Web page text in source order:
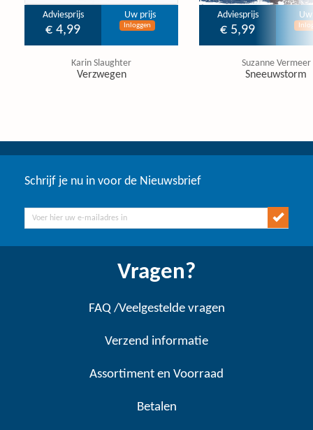
Adviesprijs
€ 4,99
Uw prijs
Inloggen
Karin Slaughter
Verzwegen
Adviesprijs
€ 5,99
Suzanne Vermeer
Sneeuwstorm
Schrijf je nu in voor de Nieuwsbrief
Vragen?
FAQ /Veelgestelde vragen
Verzend informatie
Assortiment en Voorraad
Betalen